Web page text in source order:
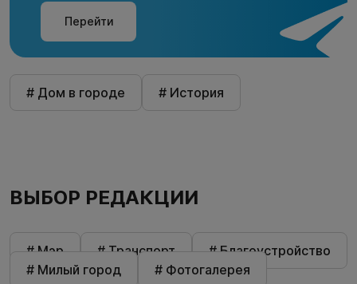
Перейти
# Дом в городе # История
ВЫБОР РЕДАКЦИИ
# Мэр # Транспорт
# Благоустройство
# Милый город
# Фотогалерея